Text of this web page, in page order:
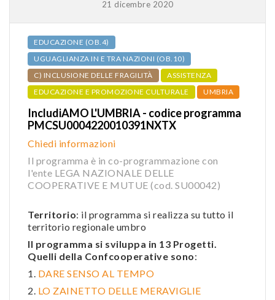
21 dicembre 2020
EDUCAZIONE (OB.4)
UGUAGLIANZA IN E TRA NAZIONI (OB.10)
C) INCLUSIONE DELLE FRAGILITÀ
ASSISTENZA
EDUCAZIONE E PROMOZIONE CULTURALE
UMBRIA
IncludiAMO L'UMBRIA - codice programma
PMCSU0004220010391NXTX
Chiedi informazioni
Il programma è in co-programmazione con
l'ente LEGA NAZIONALE DELLE
COOPERATIVE E MUTUE (cod. SU00042)
Territorio: il programma si realizza su tutto il
territorio regionale umbro
Il programma si sviluppa in 13 Progetti.
Quelli della Confcooperative sono:
1. DARE SENSO AL TEMPO
2. LO ZAINETTO DELLE MERAVIGLIE